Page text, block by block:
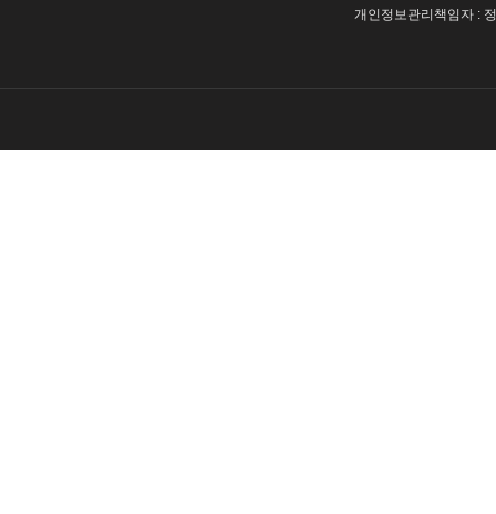
개인정보관리책임자 :